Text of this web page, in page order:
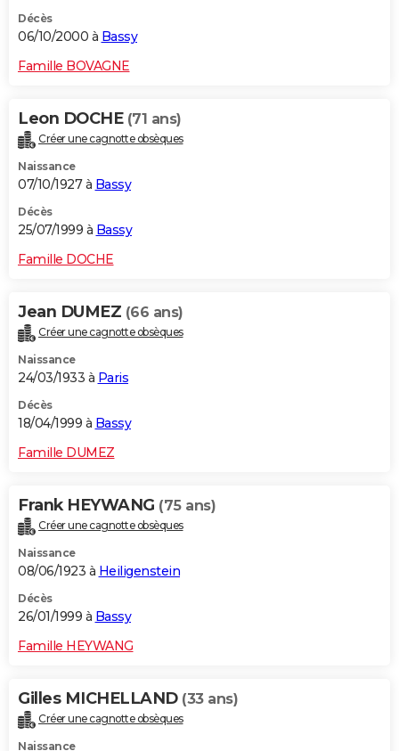
Décès
06/10/2000 à Bassy
Famille BOVAGNE
Leon DOCHE (71 ans)
Créer une cagnotte obsèques
Naissance
07/10/1927 à Bassy
Décès
25/07/1999 à Bassy
Famille DOCHE
Jean DUMEZ (66 ans)
Créer une cagnotte obsèques
Naissance
24/03/1933 à Paris
Décès
18/04/1999 à Bassy
Famille DUMEZ
Frank HEYWANG (75 ans)
Créer une cagnotte obsèques
Naissance
08/06/1923 à Heiligenstein
Décès
26/01/1999 à Bassy
Famille HEYWANG
Gilles MICHELLAND (33 ans)
Créer une cagnotte obsèques
Naissance